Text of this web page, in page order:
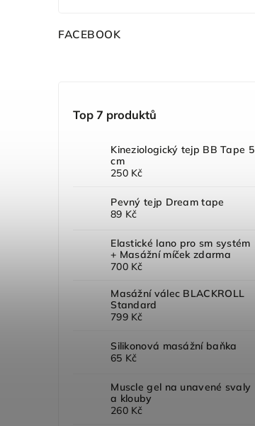
FACEBOOK
Top 7 produktů
Kineziologický tejp BB Tape 5
cm
250 Kč
Pevný tejp Dream tape
89 Kč
Elastické lano pro sm systém
+ Masážní míček zdarma
700 Kč
Masážní válec BLACKROLL
Standard
799 Kč
Silikonová masážní baňka
65 Kč
Muscle gel na unavené svaly
a klouby
260 Kč